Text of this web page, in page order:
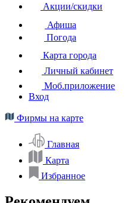
Акции/скидки
Афиша
Погода
Карта города
Личный кабинет
Моб.приложение
Вход
Фирмы на карте
Главная
Карта
Избранное